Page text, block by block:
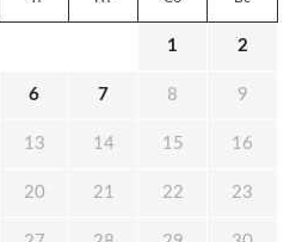
1 2
6 7 8 9
13 14 15 16
20 21 22 23